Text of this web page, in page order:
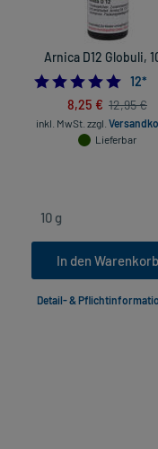
Arnica D12 Globuli,
5.0
12*
8,25 € 12,95 €
inkl. MwSt. zzgl.
Lieferbar
In den Warenkorb
Detail- &